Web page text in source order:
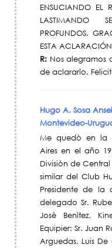
ENSUCIANDO EL
LASTIMANDO
PROFUNDOS.
ESTA
R: Nos
de aclararlo.
Hugo A. Sosa
Montevideo-
Me quedò en la
Aires en el año
Divisiòn de
similar del Club
Presidente de la
delegado Sr.
Josè Benìtez,
Equipier: Sr. Juan
Arguedas, Luis De